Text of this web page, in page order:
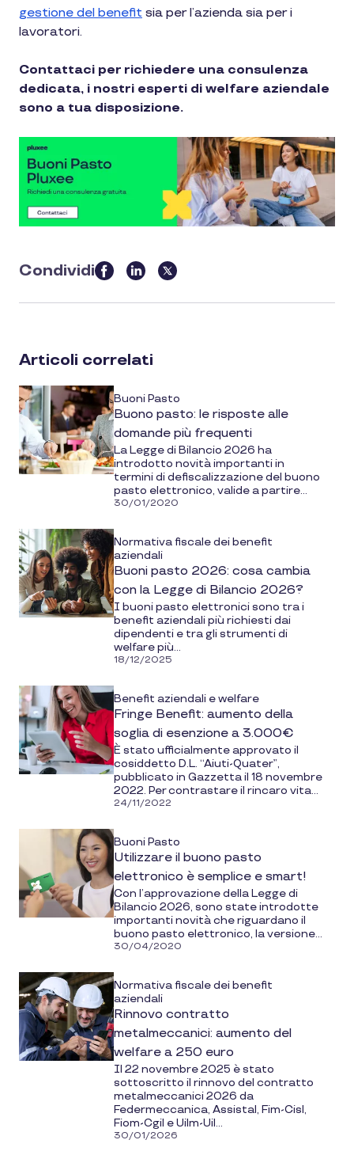
gestione del benefit sia per l’azienda sia per i
lavoratori.
Contattaci per richiedere una consulenza
dedicata, i nostri esperti di welfare aziendale
sono a tua disposizione.
Condividi
this
article
media
Articoli correlati
Buoni Pasto
Buono pasto: le risposte alle
domande più frequenti
La Legge di Bilancio 2026 ha
introdotto novità importanti in
termini di defiscalizzazione del buono
pasto elettronico, valide a partire...
30/01/2020
Normativa fiscale dei benefit
aziendali
Buoni pasto 2026: cosa cambia
con la Legge di Bilancio 2026?
I buoni pasto elettronici sono tra i
benefit aziendali più richiesti dai
dipendenti e tra gli strumenti di
welfare più...
18/12/2025
Benefit aziendali e welfare
Fringe Benefit: aumento della
soglia di esenzione a 3.000€
È stato ufficialmente approvato il
cosiddetto D.L. “Aiuti-Quater”,
pubblicato in Gazzetta il 18 novembre
2022. Per contrastare il rincaro vita...
24/11/2022
Buoni Pasto
Utilizzare il buono pasto
elettronico è semplice e smart!
Con l’approvazione della Legge di
Bilancio 2026, sono state introdotte
importanti novità che riguardano il
buono pasto elettronico, la versione...
30/04/2020
Normativa fiscale dei benefit
aziendali
Rinnovo contratto
metalmeccanici: aumento del
welfare a 250 euro
Il 22 novembre 2025 è stato
sottoscritto il rinnovo del contratto
metalmeccanici 2026 da
Federmeccanica, Assistal, Fim-Cisl,
Fiom-Cgil e Uilm-Uil...
30/01/2026